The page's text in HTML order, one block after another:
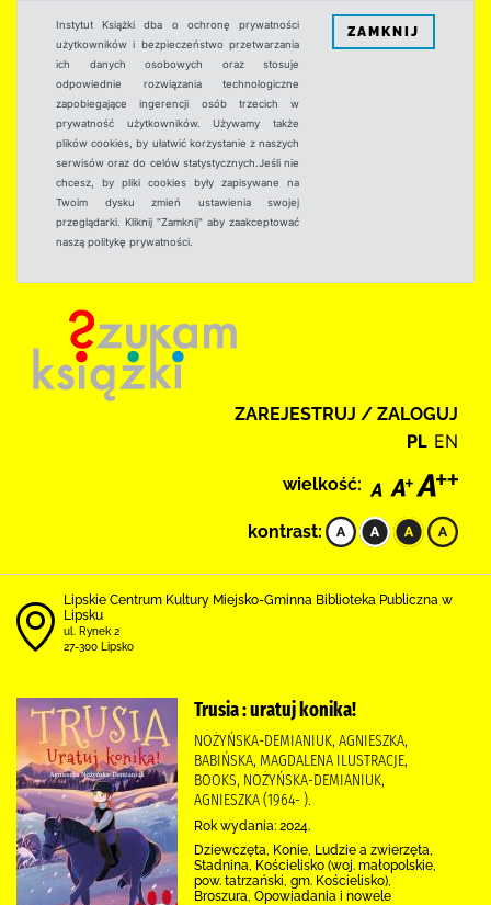
Instytut Książki dba o ochronę prywatności
użytkowników i bezpieczeństwo przetwarzania
ich danych osobowych oraz stosuje
odpowiednie rozwiązania technologiczne
zapobiegające ingerencji osób trzecich w
prywatność użytkowników. Używamy także
plików cookies, by ułatwić korzystanie z naszych
serwisów oraz do celów statystycznych.Jeśli nie
chcesz, by pliki cookies były zapisywane na
Twoim dysku zmień ustawienia swojej
przeglądarki. Kliknij "Zamknij" aby zaakceptować
naszą politykę prywatności.
ZAMKNIJ
ZAREJESTRUJ / ZALOGUJ
PL EN
wielkość:
kontrast:
Lipskie Centrum Kultury Miejsko-Gminna Biblioteka Publiczna w
Lipsku
ul. Rynek 2
27-300 Lipsko
Trusia : uratuj konika!
NOŻYŃSKA-DEMIANIUK, AGNIESZKA,
BABIŃSKA, MAGDALENA ILUSTRACJE,
BOOKS, NOŻYŃSKA-DEMIANIUK,
AGNIESZKA (1964- ).
Rok wydania: 2024.
Dziewczęta, Konie, Ludzie a zwierzęta,
Stadnina, Kościelisko (woj. małopolskie,
pow. tatrzański, gm. Kościelisko),
Broszura, Opowiadania i nowele